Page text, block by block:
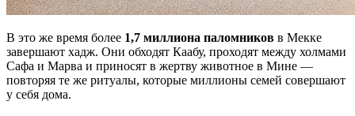
В это же время более 1,7 миллиона паломников в Мекке
завершают хадж. Они обходят Каабу, проходят между холмами
Сафа и Марва и приносят в жертву животное в Мине —
повторяя те же ритуалы, которые миллионы семей совершают
у себя дома.